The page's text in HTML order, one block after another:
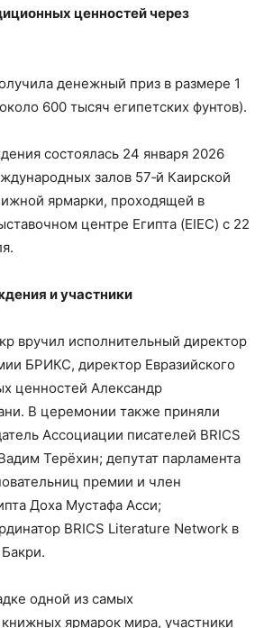
ценностей через
денежный приз в размере 1
600 тысяч египетских фунтов).
состоялась 24 января 2026
залов 57‑й Каирской
ярмарки, проходящей в
центре Египта (EIEC) с 22
и участники
вручил исполнительный директор
БРИКС, директор Евразийского
ценностей Александр
В церемонии также приняли
Ассоциации писателей BRICS
Терёхин; депутат парламента
премии и член
Доха Мустафа Асси;
BRICS Literature Network в
одной из самых
ярмарок мира, участники